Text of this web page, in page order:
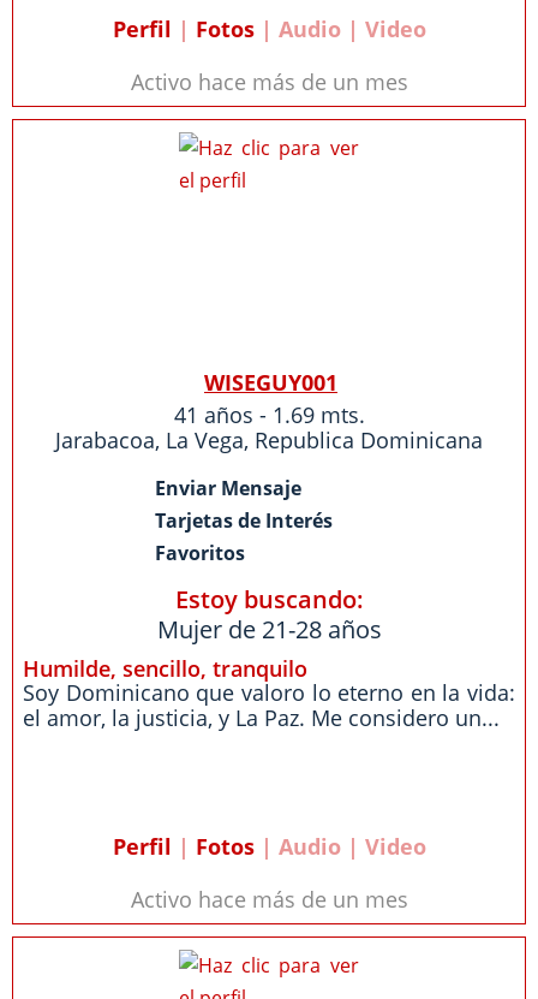
Perfil | Fotos| Audio | Video
Activo hace más de un mes
WISEGUY001
41 años - 1.69 mts.
Jarabacoa, La Vega, Republica Dominicana
Enviar Mensaje
Tarjetas de Interés
Favoritos
Estoy buscando:
Mujer de 21-28 años
Humilde, sencillo, tranquilo
Soy Dominicano que valoro lo eterno en la vida:
el amor, la justicia, y La Paz. Me considero un...
Perfil | Fotos| Audio | Video
Activo hace más de un mes